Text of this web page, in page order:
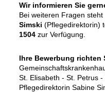
Wir informieren Sie
Bei weiteren Fragen
Simski (Pflegedirektorin)
1504 zur Verfügung.
Ihre Bewerbung richten
St. Elisabeth - St. Petrus
Pflegedirektorin Sabine